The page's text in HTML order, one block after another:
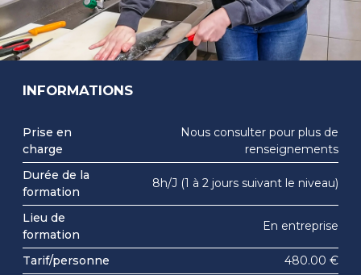
INFORMATIONS
Prise en
charge
Nous consulter pour plus de
renseignements
Durée de la
formation
8h/J (1 à 2 jours suivant le niveau)
Lieu de
formation
En entreprise
Tarif/personne
480.00 €